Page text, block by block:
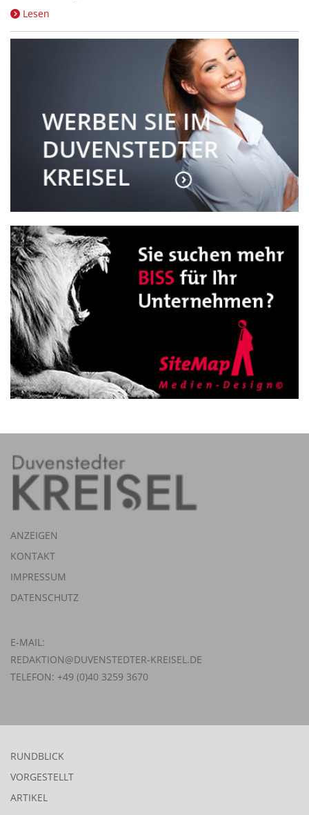
Lesen
ANZEIGEN
KONTAKT
IMPRESSUM
DATENSCHUTZ
E-MAIL:
REDAKTION@DUVENSTEDTER-KREISEL.DE
TELEFON: +49 (0)40 3259 3670
RUNDBLICK
VORGESTELLT
ARTIKEL